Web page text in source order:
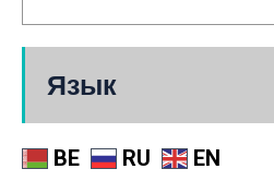
Язык
BE RU EN